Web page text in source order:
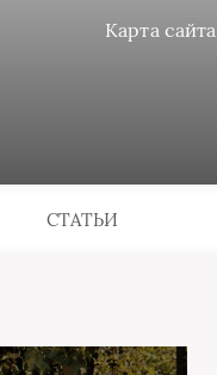
Карта сайта
СТАТЬИ